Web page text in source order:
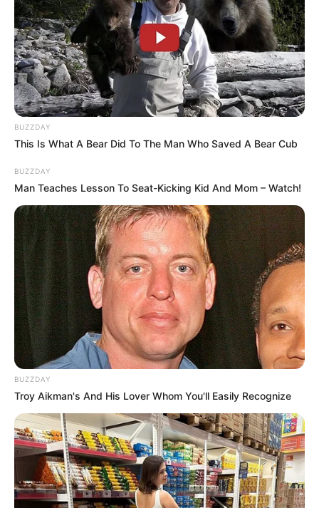
BUZZDAY
This Is What A Bear Did To The Man Who Saved A Bear Cub
BUZZDAY
Man Teaches Lesson To Seat-Kicking Kid And Mom – Watch!
BUZZDAY
Troy Aikman's And His Lover Whom You'll Easily Recognize